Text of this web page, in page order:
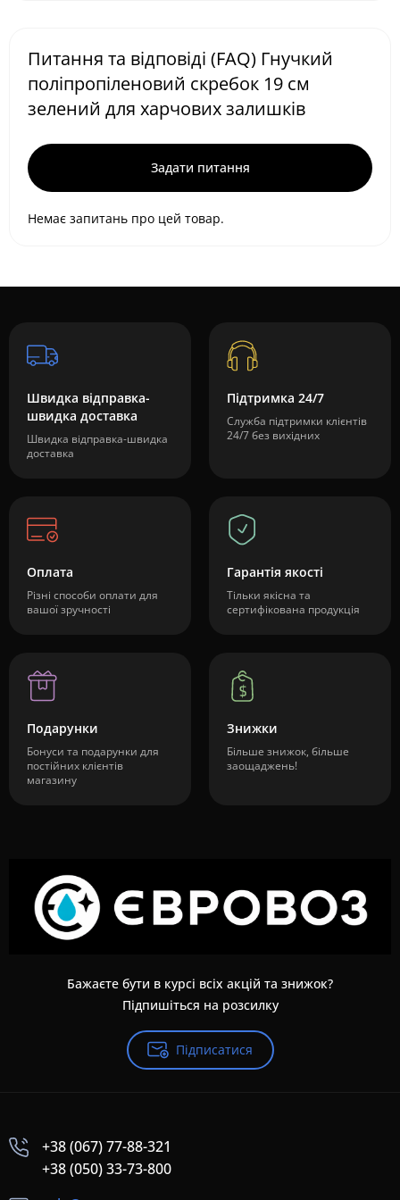
Питання та відповіді (FAQ) Гнучкий
поліпропіленовий скребок 19 см
зелений для харчових залишків
Задати питання
Немає запитань про цей товар.
Швидка відправка-
швидка доставка
Швидка відправка-швидка
доставка
Підтримка 24/7
Служба підтримки клієнтів
24/7 без вихідних
Оплата
Різні способи оплати для
вашої зручності
Гарантія якості
Тільки якісна та
сертифікована продукція
Подарунки
Бонуси та подарунки для
постійних клієнтів
магазину
Знижки
Більше знижок, більше
заощаджень!
Бажаєте бути в курсі всіх акцій та знижок?
Підпишіться на розсилку
Підписатися
+38 (067) 77-88-321
+38 (050) 33-73-800